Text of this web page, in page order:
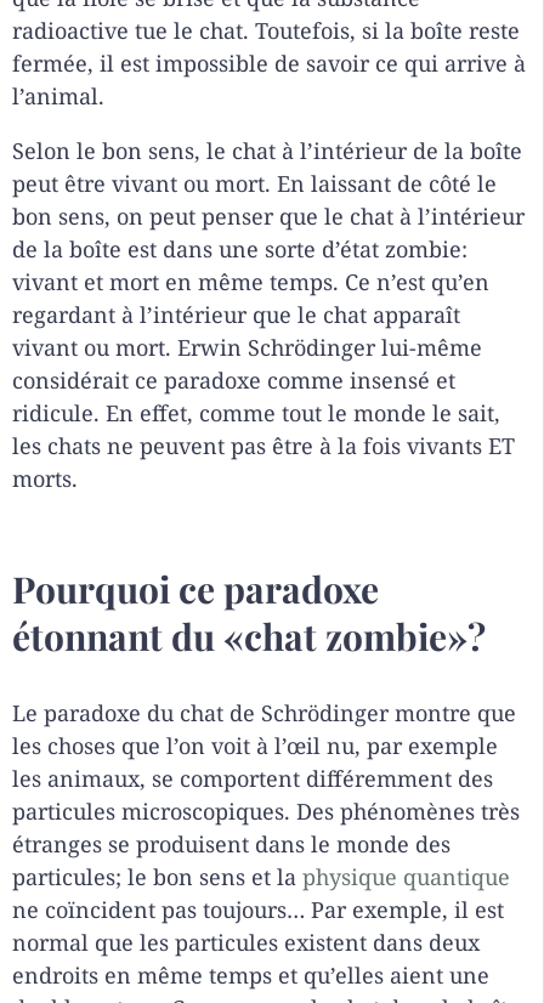
radioactive tue le chat. Toutefois, si la boîte reste
fermée, il est impossible de savoir ce qui arrive à
l’animal.
Selon le bon sens, le chat à l’intérieur de la boîte
peut être vivant ou mort. En laissant de côté le
bon sens, on peut penser que le chat à l’intérieur
de la boîte est dans une sorte d’état zombie:
vivant et mort en même temps. Ce n’est qu’en
regardant à l’intérieur que le chat apparaît
vivant ou mort. Erwin Schrödinger lui-même
considérait ce paradoxe comme insensé et
ridicule. En effet, comme tout le monde le sait,
les chats ne peuvent pas être à la fois vivants ET
morts.
Pourquoi ce paradoxe
étonnant du «chat zombie»?
Le paradoxe du chat de Schrödinger montre que
les choses que l’on voit à l’œil nu, par exemple
les animaux, se comportent différemment des
particules microscopiques. Des phénomènes très
étranges se produisent dans le monde des
particules; le bon sens et la physique quantique
ne coïncident pas toujours… Par exemple, il est
normal que les particules existent dans deux
endroits en même temps et qu’elles aient une